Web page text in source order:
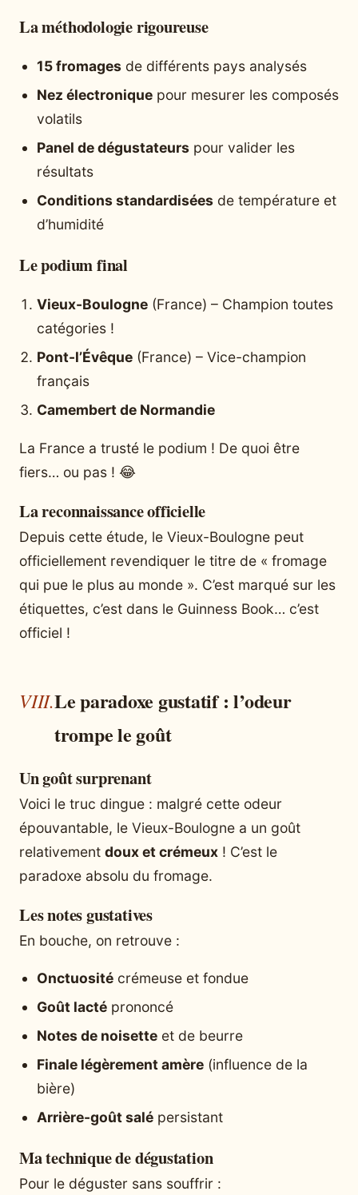
La méthodologie rigoureuse
15 fromages de différents pays analysés
Nez électronique pour mesurer les composés
volatils
Panel de dégustateurs pour valider les
résultats
Conditions standardisées de température et
d’humidité
Le podium final
Vieux-Boulogne (France) – Champion toutes
catégories !
Pont-l’Évêque (France) – Vice-champion
français
Camembert de Normandie
La France a trusté le podium ! De quoi être
fiers… ou pas ! 😂
La reconnaissance officielle
Depuis cette étude, le Vieux-Boulogne peut
officiellement revendiquer le titre de « fromage
qui pue le plus au monde ». C’est marqué sur les
étiquettes, c’est dans le Guinness Book… c’est
officiel !
Le paradoxe gustatif : l’odeur
trompe le goût
Un goût surprenant
Voici le truc dingue : malgré cette odeur
épouvantable, le Vieux-Boulogne a un goût
relativement doux et crémeux ! C’est le
paradoxe absolu du fromage.
Les notes gustatives
En bouche, on retrouve :
Onctuosité crémeuse et fondue
Goût lacté prononcé
Notes de noisette et de beurre
Finale légèrement amère (influence de la
bière)
Arrière-goût salé persistant
Ma technique de dégustation
Pour le déguster sans souffrir :